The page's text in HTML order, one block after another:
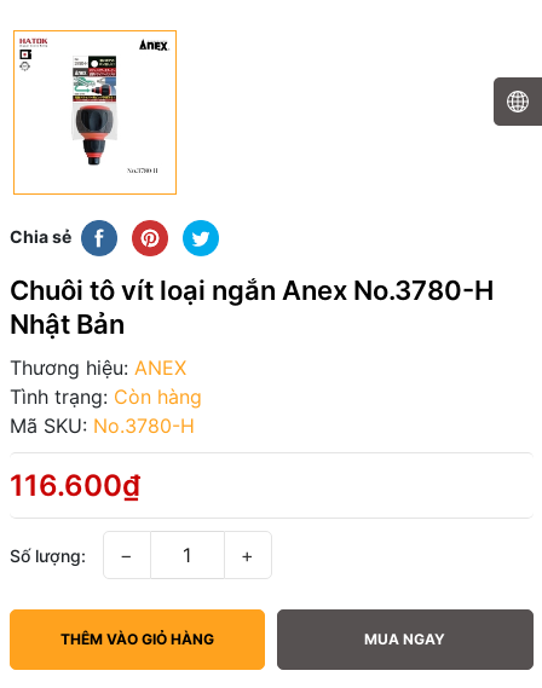
Chia sẻ
Chuôi tô vít loại ngắn Anex No.3780-H
Nhật Bản
Thương hiệu: ANEX
Tình trạng: Còn hàng
Mã SKU: No.3780-H
116.600₫
Số lượng: − +
THÊM VÀO GIỎ HÀNG MUA NGAY